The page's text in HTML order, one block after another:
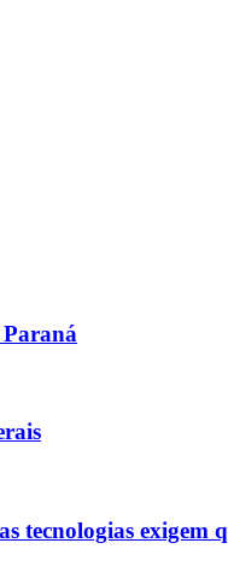
Paraná
tecnologias exigem